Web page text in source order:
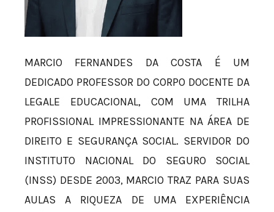
MARCIO FERNANDES DA COSTA É UM
DEDICADO PROFESSOR DO CORPO DOCENTE DA
LEGALE EDUCACIONAL, COM UMA TRILHA
PROFISSIONAL IMPRESSIONANTE NA ÁREA DE
DIREITO E SEGURANÇA SOCIAL. SERVIDOR DO
INSTITUTO NACIONAL DO SEGURO SOCIAL
(INSS) DESDE 2003, MARCIO TRAZ PARA SUAS
AULAS A RIQUEZA DE UMA EXPERIÊNCIA